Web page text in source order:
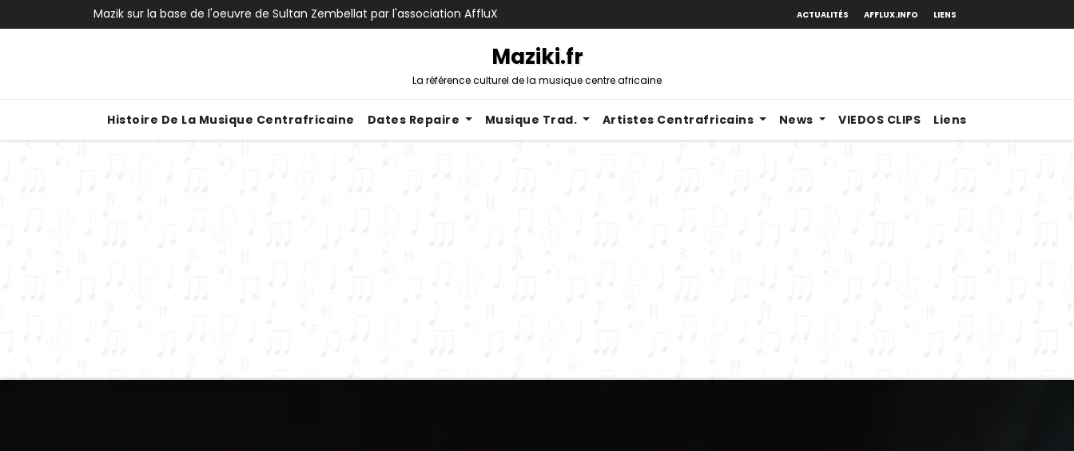
to
Mazik sur la base de l'oeuvre de Sultan Zembellat par l'association AffluX ACTUALITÉS AFFLUX.INFO LIENS
Maziki.fr
La référence culturel de la musique centre africaine
Histoire De La Musique Centrafricaine Dates Repaire Musique Trad. Artistes Centrafricains News VIEDOS CLIPS Liens